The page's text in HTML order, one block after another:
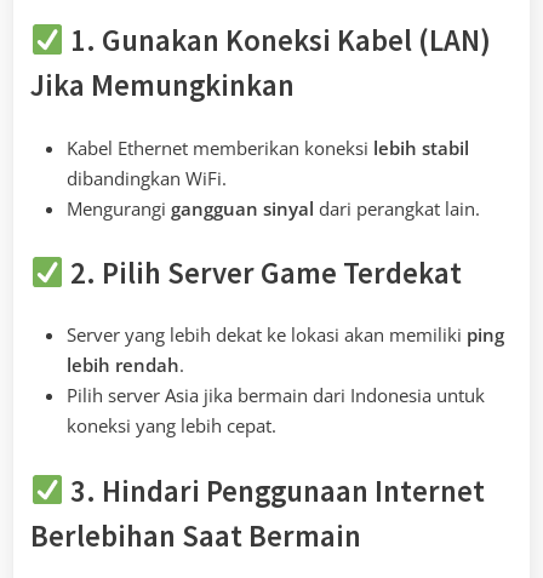
1. Gunakan Koneksi Kabel (LAN)
Jika Memungkinkan
Kabel Ethernet memberikan koneksi lebih stabil
dibandingkan WiFi.
Mengurangi gangguan sinyal dari perangkat lain.
2. Pilih Server Game Terdekat
Server yang lebih dekat ke lokasi akan memiliki ping
lebih rendah.
Pilih server Asia jika bermain dari Indonesia untuk
koneksi yang lebih cepat.
3. Hindari Penggunaan Internet
Berlebihan Saat Bermain